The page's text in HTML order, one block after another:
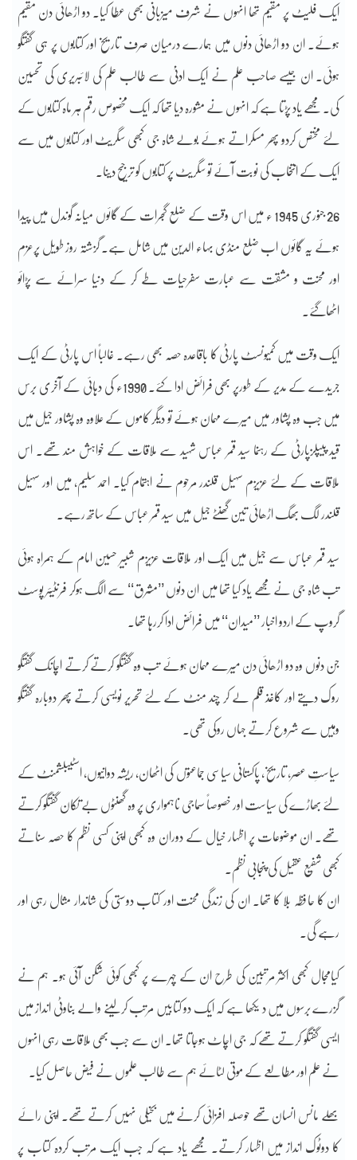
ایک فلیٹ پر مقیم تھا انہوں نے شرف میزبانی بھی عطا کیا۔ دو اڑھائی دن مقیم
ہوئے۔ ان دو اڑھائی دنوں میں ہمارے درمیان صرف تاریخ اور کتابوں پر ہی گفتگو
ہوئی۔ ان جیسے صاحب علم نے ایک ادنیٰ سے طالب علم کی لائبریری کی تحسین
کی۔ مجھے یاد پڑتا ہے کہ انہوں نے مشورہ دیا تھا کہ ایک مخصوص رقم ہر ماہ کتابوں کے
لئے مختص کردو پھر مسکراتے ہوئے بولے شاہ جی کبھی سگریٹ اور کتابوں میں سے
ایک کے انتخاب کی نوبت آئے تو سگریٹ پر کتابوں کو ترجیح دینا۔
26 جنوری 1945 ء میں اس وقت کے ضلع گجرات کے گائوں میانہ گوندل میں پیدا
ہوئے یہ گائوں اب ضلع منڈی بہاء الدین میں شامل ہے۔ گزشتہ روز طویل پرعزم
اور محنت و مشقت سے عبارت سفرحیات طے کر کے دنیا سرائے سے پڑائو
اٹھاگئے۔
ایک وقت میں کمیونسٹ پارٹی کا باقاعدہ حصہ بھی رہے۔ غالباً اس پارٹی کے ایک
جریدے کے مدیر کے طورپر بھی فرائض ادا کئے۔ 1990ء کی دہائی کے آخری برس
میں جب وہ پشاور میں میرے مہمان ہوئے تو دیگر کاموں کے علاوہ وہ پشاور جیل میں
قید پیپلزپارٹی کے رہنما سید قمر عباس شہید سے ملاقات کے خواہش مند تھے۔ اس
ملاقات کے لئے عزیزم سہیل قلندر مرحوم نے اہتمام کیا۔ احمد سلیم، میں اور سہیل
قلندر لگ بھگ اڑھائی تین گھنٹے جیل میں سید قمر عباس کے ساتھ رہے۔
سید قمر عباس سے جیل میں ایک اور ملاقات عزیزم شبیر حسین امام کے ہمراہ ہوئی
تب شاہ جی نے مجھے یاد کیا تھا میں ان دنوں ’’مشرق‘‘ سے الگ ہوکر فرنٹیئر پوسٹ
گروپ کے اردو اخبار ’’میدان‘‘ میں فرائض ادا کررہا تھا۔
جن دنوں وہ دو اڑھائی دن میرے مہمان ہوئے تب وہ گفتگو کرتے کرتے اچانک گفتگو
روک دیتے اور کاغذ قلم لے کر چند منٹ کے لئے تحریر نویسی کرتے پھر دوبارہ گفتگو
وہیں سے شروع کرتے جہاں روکی تھی۔
سیاستِ عصر، تاریخ، پاکستانی سیاسی جماعتوں کی اٹھان، ریشہ دوانیوں، اسٹیبلشمنٹ کے
لئے بھاڑے کی سیاست اور خصوصاً سماجی ناہمواری پر وہ گھنٹوں بے تکان گفتگو کرتے
تھے۔ ان موضوعات پر اظہار خیال کے دوران وہ کبھی اپنی کسی نظم کا حصہ سناتے
کبھی شفیع عقیل کی پنجابی نظم۔
ان کا حافظہ بلا کا تھا۔ ان کی زندگی محنت اور کتاب دوستی کی شاندار مثال رہی اور
رہے گی۔
کیامجال کبھی اکثر مرتبین کی طرح ان کے چہرے پر کبھی کوئی شکن آئی ہو۔ ہم نے
گزرے برسوں میں د یکھا ہے کہ ایک دو کتابیں مرتب کرلینے والے بناوٹی انداز میں
ایسی گفتگو کرتے تھے کہ جی اچاٹ ہوجاتا تھا۔ ان سے جب بھی ملاقات رہی انہوں
نے علم اور مطالعے کے موتی لٹائے ہم سے طالب علموں نے فیض حاصل کیا۔
بھلے مانس انسان تھے حوصلہ افزائی کرنے میں بخیلی نہیں کرتے تھے۔ اپنی رائے
کا دوٹوک انداز میں اظہار کرتے۔ مجھے یاد ہے کہ جب ایک مرتب کردہ کتاب پر